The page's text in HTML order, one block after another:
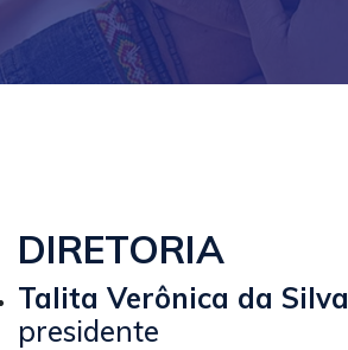
DIRETORIA
Talita Verônica da Silva
presidente